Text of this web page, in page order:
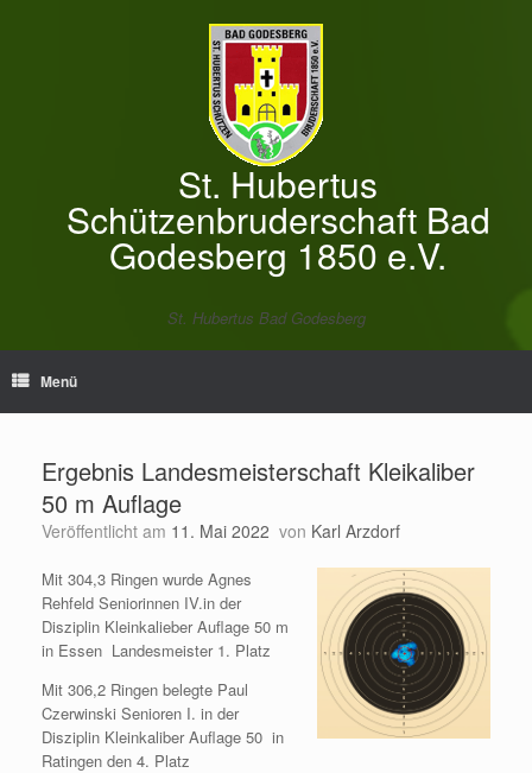
St. Hubertus
Schützenbruderschaft Bad
Godesberg 1850 e.V.
St. Hubertus Bad Godesberg
Menü
Ergebnis Landesmeisterschaft Kleikaliber
50 m Auflage
Veröffentlicht am 11. Mai 2022 von Karl Arzdorf
Mit 304,3 Ringen wurde Agnes
Rehfeld Seniorinnen IV.in der
Disziplin Kleinkalieber Auflage 50 m
in Essen Landesmeister 1. Platz
Mit 306,2 Ringen belegte Paul
Czerwinski Senioren I. in der
Disziplin Kleinkaliber Auflage 50 in
Ratingen den 4. Platz